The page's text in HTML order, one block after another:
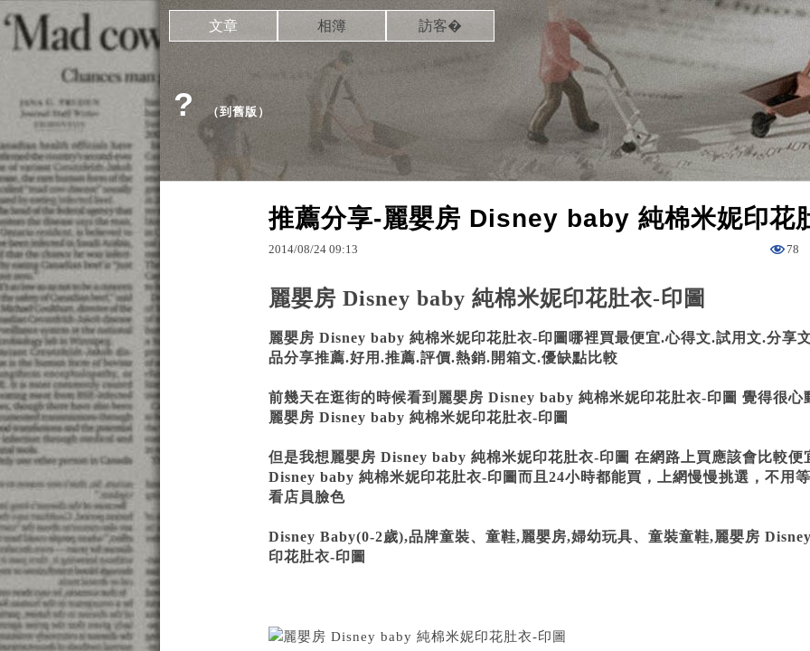
? （到舊版 ）
文章 相簿 訪客�
推薦分享-麗嬰房 Disney baby 純棉米妮印花
2014/08/24 09:13 78
麗嬰房 Disney baby 純棉米妮印花肚衣-印圖
麗嬰房 Disney baby 純棉米妮印花肚衣-印圖哪裡買最便宜.心得文.試用文.分享
品分享推薦.好用.推薦.評價.熱銷.開箱文.優缺點比較
前幾天在逛街的時候看到麗嬰房 Disney baby 純棉米妮印花肚衣-印圖 覺得很心
麗嬰房 Disney baby 純棉米妮印花肚衣-印圖
但是我想麗嬰房 Disney baby 純棉米妮印花肚衣-印圖 在網路上買應該會比較便
Disney baby 純棉米妮印花肚衣-印圖而且24小時都能買，上網慢慢挑選，不用
看店員臉色
Disney Baby(0-2歲),品牌童裝、童鞋,麗嬰房,婦幼玩具、童裝童鞋,麗嬰房
印花肚衣-印圖